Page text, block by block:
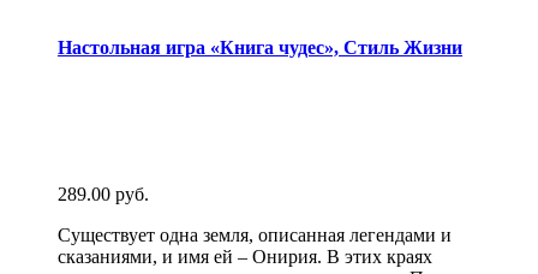
Настольная игра «Книга чудес», Стиль Жизни
289.00 руб.
Существует одна земля, описанная легендами и
сказаниями, и имя ей – Онирия. В этих краях